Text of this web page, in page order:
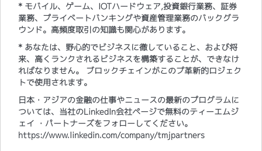
* モバイル、ゲーム、IOTハードウェア,投資銀行業務、証券
業務、プライベートバンキングや資産管理業務のバックグラ
ウンド。高頻度取引の知識も関心があります。
* あなたは、野心的でビジネスに徹していること、および将
来、高くランクされるビジネスを構築することが、できなけ
ればなりません。 ブロックチェインがこのプ革新的ロジェク
トで使用されます。​
日本・アジアの金融の仕事やニュースの最新のプログラムに
ついては、当社のLinkedIn会社ページで無料のティーエムジ
ェイ ・パートナーズをフォローしてください。
https://www.linkedin.com/company/tmjpartners